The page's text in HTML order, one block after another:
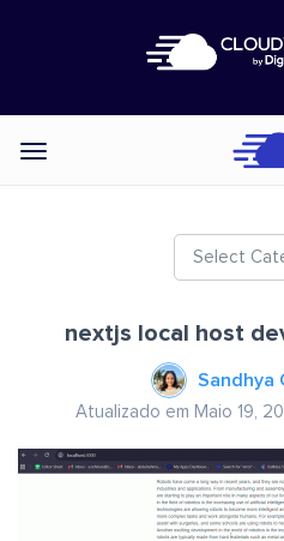
Categories
Select
nextjs local host
Sandhya
Atualizado em Maio 19,